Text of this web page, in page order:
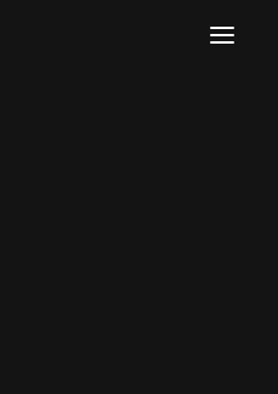
- PLANCHES PLANS 2D